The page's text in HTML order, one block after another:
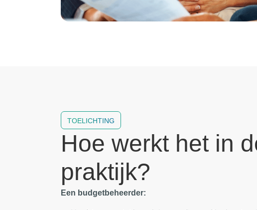
TOELICHTING
Hoe werkt het in
praktijk?
Een budgetbeheerder: